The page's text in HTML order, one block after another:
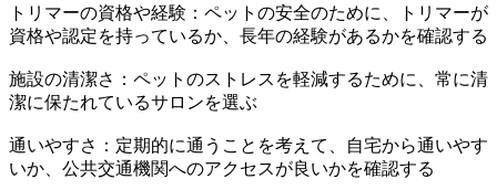
トリマーの資格や経験：ペットの安全のために、トリマーが
資格や認定を持っているか、長年の経験があるかを確認する
施設の清潔さ：ペットのストレスを軽減するために、常に清
潔に保たれているサロンを選ぶ
通いやすさ：定期的に通うことを考えて、自宅から通いやす
いか、公共交通機関へのアクセスが良いかを確認する